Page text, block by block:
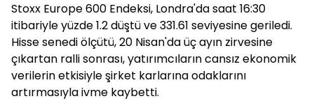
Stoxx Europe 600 Endeksi, Londra'da saat 16:30
itibariyle yüzde 1.2 düştü ve 331.61 seviyesine geriledi.
Hisse senedi ölçütü, 20 Nisan'da üç ayın zirvesine
çıkartan ralli sonrası, yatırımcıların cansız ekonomik
verilerin etkisiyle şirket karlarına odaklarını
artırmasıyla ivme kaybetti.